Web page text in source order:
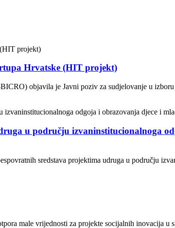
Hrvatske (HIT projekt)
objavila je Javni poziv za sudjelovanje u
u području izvaninstitucionalnoga
sredstava projektima udruga u području
male vrijednosti za projekte socijalnih inovacija